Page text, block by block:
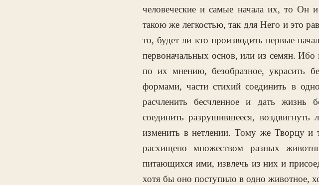
человеческие и самые начала их, то Он
такою же легкостью, так для Него и это
то, будет ли кто производить первые
первоначальных основ, или из семян. Ибо
по их мнению, безобразное, украсить
формами, части стихий соединить в
расчленить бесчленное и дать жизнь
соединить разрушившееся,
изменить в нетлении. Тому же Творцу и
расхищено множеством разных
питающихся ими, извлечь из них и
хотя бы оно поступило в одно животное,